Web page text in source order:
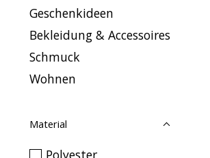
Geschenkideen
Bekleidung & Accessoires
Schmuck
Wohnen
Material